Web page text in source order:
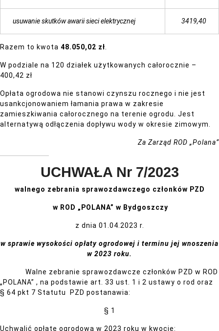
usuwanie skutków awarii sieci elektrycznej 3419,40
Razem to kwota 48.050,02 zł
W podziale na 120 działek użytkowanych całorocznie –
400,42 zł
Opłata ogrodowa nie stanowi czynszu rocznego i nie jest
usankcjonowaniem łamania prawa w zakresie
zamieszkiwania całorocznego na terenie ogrodu. Jest
alternatywą odłączenia dopływu wody w okresie zimowym.
Za Zarząd ROD „Polana”
UCHWAŁA Nr 7/2023
walnego zebrania sprawozdawczego członków PZD
w ROD „POLANA” w Bydgoszczy
z dnia 01.04.2023 r.
w sprawie wysokości opłaty ogrodowej i terminu jej wnoszenia
w 2023 roku.
Walne zebranie sprawozdawcze członków PZD w ROD
„POLANA” , na podstawie art. 33 ust. 1 i 2 ustawy o rod oraz
§ 64 pkt 7 Statutu PZD postanawia:
§ 1
Uchwalić opłatę ogrodową w 2023 roku w kwocie: